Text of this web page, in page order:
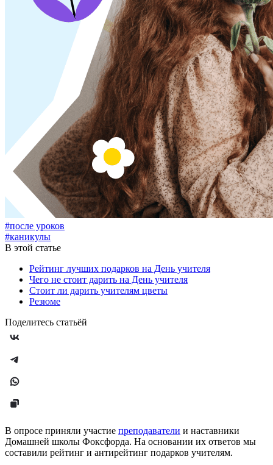
#после уроков
#каникулы
В этой статье
Рейтинг лучших подарков на День учителя
Чего не стоит дарить на День учителя
Стоит ли дарить учителям цветы
Резюме
Поделитесь статьёй
В опросе приняли участие преподаватели и наставники
Домашней школы Фоксфорда. На основании их ответов мы
составили рейтинг и антирейтинг подарков учителям.